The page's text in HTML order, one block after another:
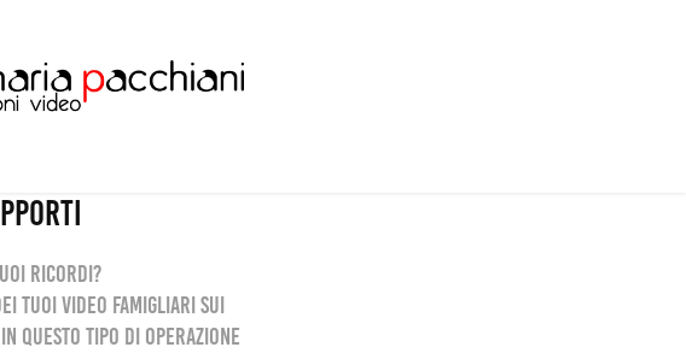
ricordi?
tuoi video famigliari sui
questo tipo di operazione